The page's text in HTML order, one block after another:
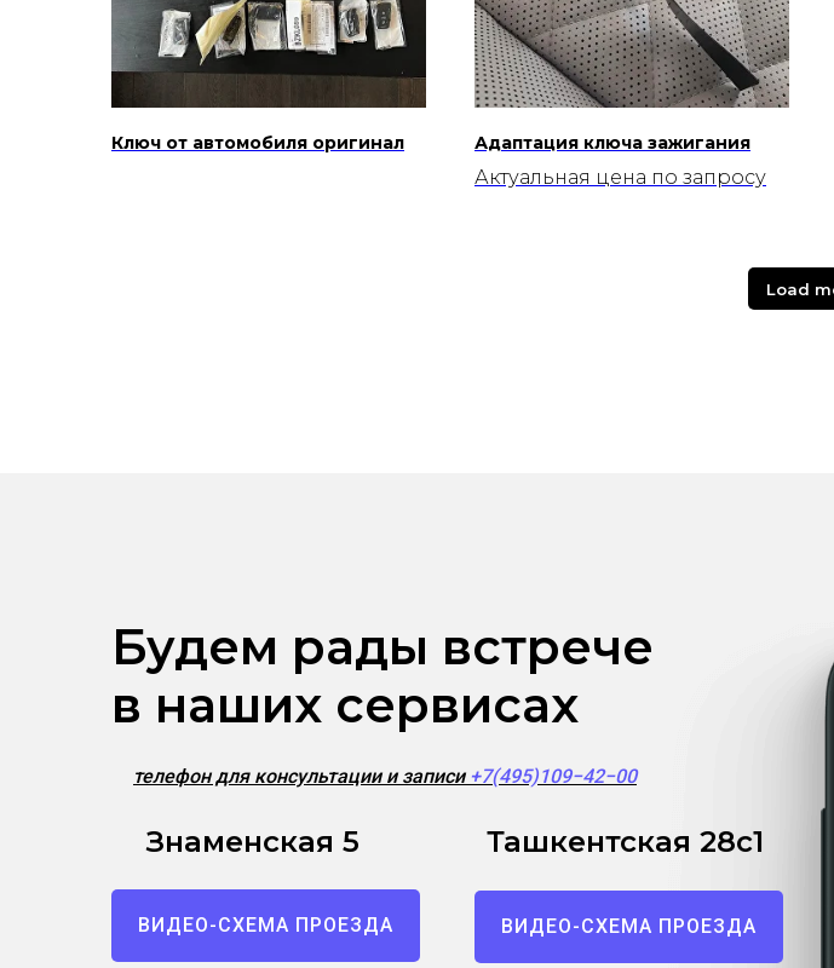
Ключ от автомобиля оригинал Адаптация ключа зажигания
Актуальная цена по запросу
Load
Будем рады встрече
в наших сервисах
телефон для консультации и записи +7(495)109−42−00
Знаменская 5
ВИДЕО-СХЕМА ПРОЕЗДА
Ташкентская 28с1
ВИДЕО-СХЕМА ПРОЕЗДА